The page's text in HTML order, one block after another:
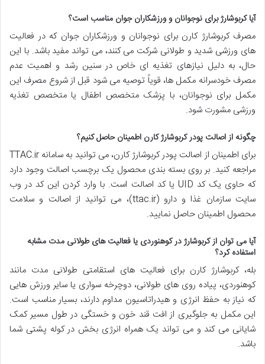
آیا کربوشارژ برای نوجوانان و ورزشکاران جوان مناسب است؟
مصرف کربوشارژ کارن برای نوجوانان و ورزشکاران جوان که در فعالیت
های ورزشی شدید و طولانی شرکت می کنند، می تواند مفید باشد. با این
حال، به دلیل نیازهای تغذیه ای خاص در سنین رشد و اهمیت عدم
مصرف خودسرانه مکمل ها، قویاً توصیه می شود قبل از شروع مصرف این
مکمل برای نوجوانان، با پزشک متخصص اطفال یا متخصص تغذیه
ورزشی مشورت شود.
چگونه از اصالت پودر کربوشارژ کارن اطمینان حاصل کنیم؟
برای اطمینان از اصالت پودر کربوشارژ کارن، می توانید به سامانه TTAC.ir
مراجعه کنید. بر روی بسته بندی محصول یک برچسب اصالت وجود دارد
که حاوی یک کد UID یا کد اصالت است. با وارد کردن این کد در وب
سایت سازمان غذا و دارو (ttac.ir)، می توانید از اصالت و سلامت
محصول اطمینان حاصل نمایید.
آیا می توان از کربوشارژ در کوهنوردی یا فعالیت های طولانی مدت مشابه
استفاده کرد؟
بله، کربوشارژ کارن برای فعالیت های استقامتی طولانی مدت مانند
کوهنوردی، پیاده روی های طولانی، دوچرخه سواری یا سایر ورزش هایی
که نیاز به حفظ انرژی و هیدراتاسیون مداوم دارند، بسیار مناسب است.
این مکمل به جلوگیری از افت قند خون و خستگی در طول مسیر کمک
شایانی می کند و می تواند یک همراه انرژی بخش در کوله پشتی شما
باشد.